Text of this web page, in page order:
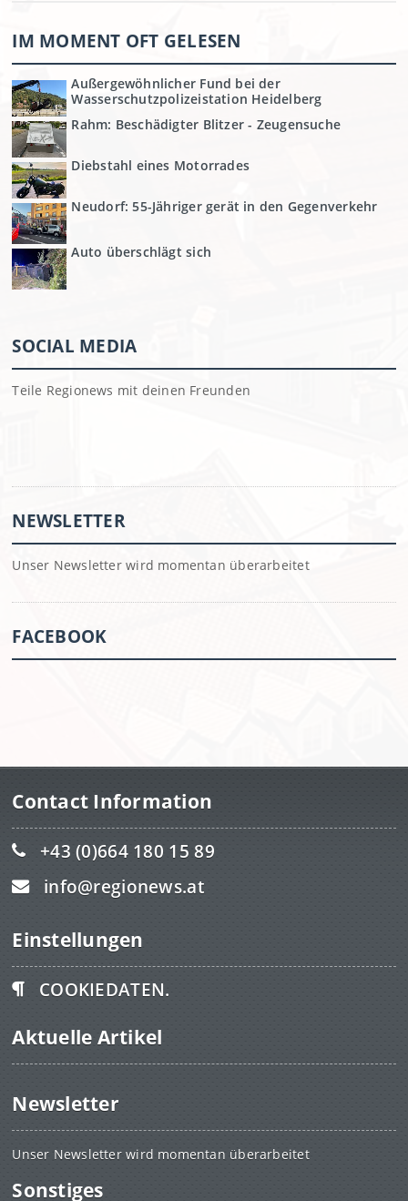
IM MOMENT OFT GELESEN
Außergewöhnlicher Fund bei der
Wasserschutzpolizeistation Heidelberg
Rahm: Beschädigter Blitzer - Zeugensuche
Diebstahl eines Motorrades
Neudorf: 55-Jähriger gerät in den Gegenverkehr
Auto überschlägt sich
SOCIAL MEDIA
Teile Regionews mit deinen Freunden
NEWSLETTER
Unser Newsletter wird momentan überarbeitet
FACEBOOK
Contact Information
+43 (0)664 180 15 89
info@regionews.at
Einstellungen
COOKIEDATEN.
Aktuelle Artikel
Newsletter
Unser Newsletter wird momentan überarbeitet
Sonstiges